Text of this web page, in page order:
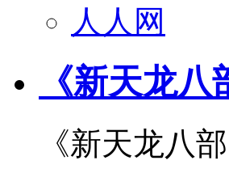
人人网
《新天龙
《新天龙八